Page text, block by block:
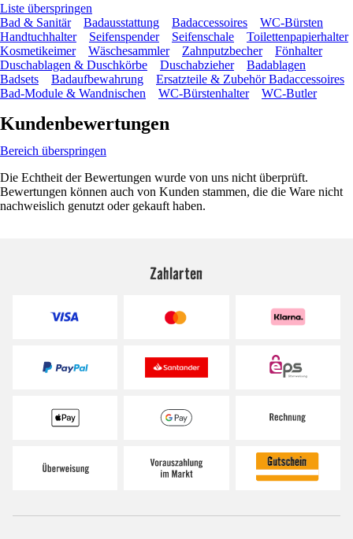
Liste überspringen
Bad & Sanitär
Badausstattung Badaccessoires
WC-Bürsten
Handtuchhalter
Seifenspender Seifenschale
Toilettenpapierhalter
Kosmetikeimer
Wäschesammler Zahnputzbecher
Fönhalter
Duschablagen & Duschkörbe
Duschabzieher
Badablagen
Badsets
Badaufbewahrung
Ersatzteile & Zubehör Badaccessoires
Bad-Module & Wandnischen
WC-Bürstenhalter WC-Butler
Kundenbewertungen
Bereich überspringen
Die Echtheit der Bewertungen wurde von uns nicht überprüft.
Bewertungen können auch von Kunden stammen, die die Ware nicht
nachweislich genutzt oder gekauft haben.
Zahlarten